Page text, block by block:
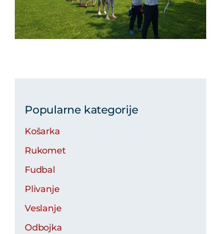
Popularne kategorije
Košarka
Rukomet
Fudbal
Plivanje
Veslanje
Odbojka